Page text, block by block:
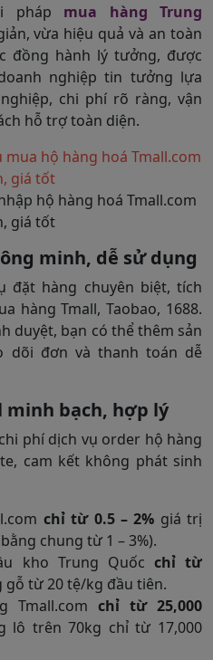
pháp mua hàng Trung
vừa hiệu quả và an toàn
đồng hành lý tưởng, được
nghiệp tin tưởng lựa
chi phí rõ ràng, vận
hỗ trợ toàn diện.
hộ hàng hoá Tmall.com
giá tốt
minh, dễ sử dụng
đặt hàng chuyên biệt, tích
hàng Tmall, Taobao, 1688.
duyệt, bạn có thể thêm sản
dõi đơn và thanh toán dễ
minh bạch, hợp lý
phí dịch vụ order hộ hàng
cam kết không phát sinh
chỉ từ 0.5 – 2% giá trị
chung từ 1 – 3%).
kho Trung Quốc chỉ từ
gỗ từ 20 tệ/kg đầu tiên.
Tmall.com chỉ từ 25,000
lô trên 70kg chỉ từ 17,000